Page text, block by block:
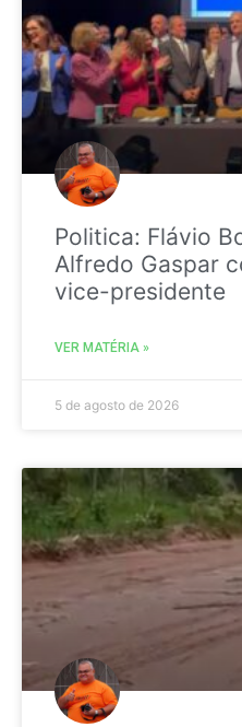
Politica: Flávio
Alfredo Gaspar
vice-presidente
VER MATÉRIA »
5 de agosto de 2026